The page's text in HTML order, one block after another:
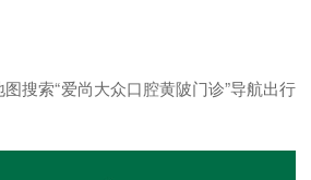
搜索“爱尚大众口腔黄陂门诊”导航出行